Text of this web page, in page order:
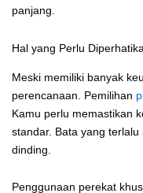
panjang.
Hal yang Perlu
Meski memiliki banyak
perencanaan. Pemilihan
Kamu perlu memastikan
standar. Bata yang
dinding.
Penggunaan perekat